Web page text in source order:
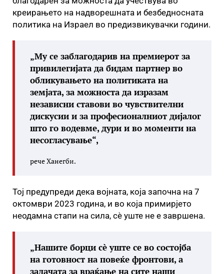
креирањето на надворешната и безбедносната
политика на Израел во предизвикувачки години.
„Му се заблагодарив на премиерот за
привилегијата да бидам партнер во
обликувањето на политиката на
земјата, за можноста да изразам
независни ставови во чувствителни
дискусии и за професионалниот дијалог
што го водевме, дури и во моменти на
несогласување“,
рече Ханегби.
Тој предупреди дека војната, која започна на 7
октомври 2023 година, и во која примирјето
неодамна стапи на сила, сè уште не е завршена.
„Нашите борци сè уште се во состојба
на готовност на повеќе фронтови, а
задачата за враќање на сите наши